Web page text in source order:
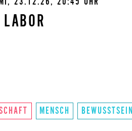
MENSCH BEWUSSTSEIN